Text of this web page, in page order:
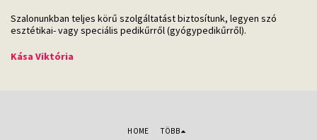
Szalonunkban teljes körű szolgáltatást biztosítunk, legyen szó
esztétikai- vagy speciális pedikűrről (gyógypedikűrről).
Kása Viktória
HOME TÖBB